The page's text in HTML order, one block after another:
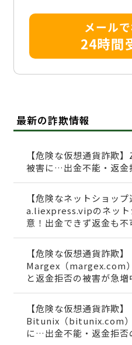
メール
24時間
最新の詐欺情報
【危険な仮想通貨詐欺
被害に…出金不能・返金
【危険なネットショップ
a.liexpress.vipのネット
意！出金できず返金も不
【危険な仮想通貨詐欺】
Margex（margex.com
と返金拒否の被害が急増
【危険な仮想通貨詐欺】
Bitunix（bitunix.com）
に…出金不能・返金拒否